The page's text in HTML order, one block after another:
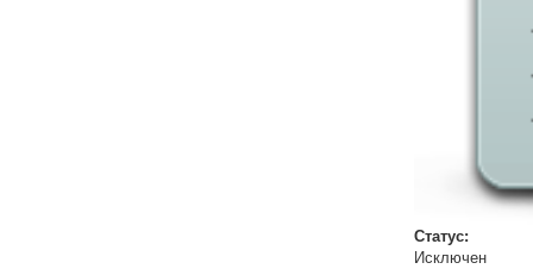
Статус:
Исключен